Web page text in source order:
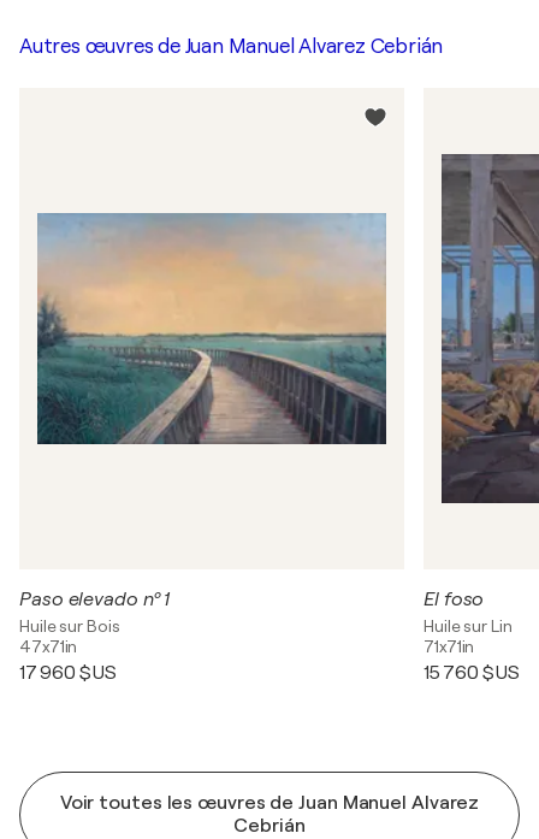
Autres œuvres de Juan Manuel Alvarez Cebrián
Paso elevado nº 1
Huile sur Bois
47x71in
17 960 $US
El foso
Huile sur Lin
71x71in
15 760 $US
Voir toutes les œuvres de Juan Manuel Alvarez
Cebrián